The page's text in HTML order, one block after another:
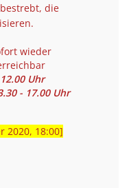
die
wieder
Uhr
- 17.00 Uhr
2020, 18:00]